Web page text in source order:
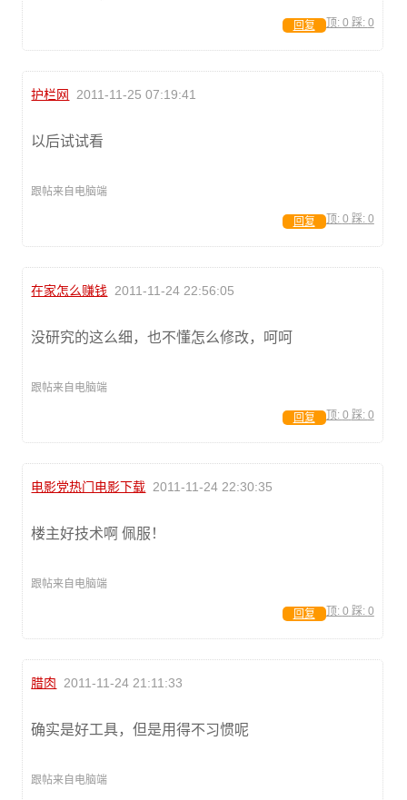
顶: 0 踩: 0
回复
护栏网 2011-11-25 07:19:41
以后试试看
跟帖来自电脑端
顶: 0 踩: 0
回复
在家怎么赚钱 2011-11-24 22:56:05
没研究的这么细，也不懂怎么修改，呵呵
跟帖来自电脑端
顶: 0 踩: 0
回复
电影党热门电影下载 2011-11-24 22:30:35
楼主好技术啊 佩服！
跟帖来自电脑端
顶: 0 踩: 0
回复
腊肉 2011-11-24 21:11:33
确实是好工具，但是用得不习惯呢
跟帖来自电脑端